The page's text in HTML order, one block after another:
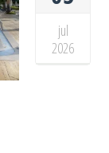
jul
2026